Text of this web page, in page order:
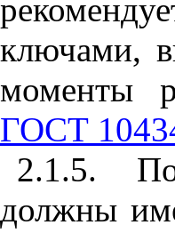
ключами,
моменты
ГОСТ
2.1.5.
должны